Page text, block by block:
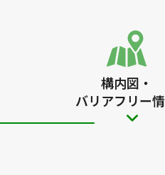
構内図・
バリアフリー